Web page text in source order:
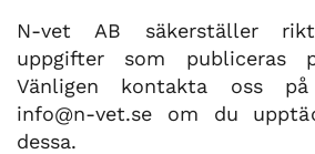
N-vet AB säkerställer
uppgifter som publiceras
Vänligen kontakta oss på
info@n-vet.se om du
dessa.